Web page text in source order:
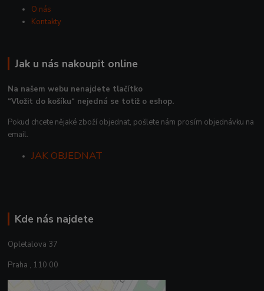
O nás
Kontakty
Jak u nás nakoupit online
Na našem webu nenajdete tlačítko
“Vložit do košíku“ nejedná se totiž o eshop.
Pokud chcete nějaké zboží objednat, pošlete nám prosím objednávku na
email.
JAK OBJEDNAT
Kde nás najdete
Opletalova 37
Praha , 110 00